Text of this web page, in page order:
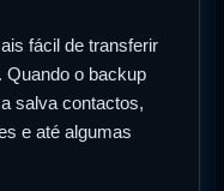
fácil de transferir
Quando o backup
salva contactos,
e até algumas